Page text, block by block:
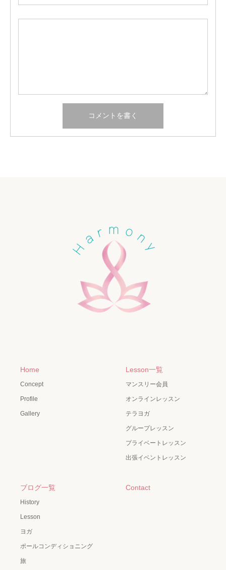
Home
Concept
Profile
Gallery
Lesson一覧
マンスリー会員
オンラインレッスン
テラヨガ
グループレッスン
プライベートレッスン
出張イベントレッスン
ブログ一覧
History
Lesson
ヨガ
ポールコンディショニング
旅
Contact